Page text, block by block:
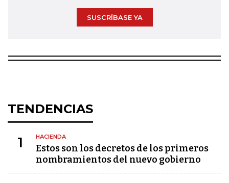
SUSCRÍBASE YA
TENDENCIAS
1 HACIENDA
Estos son los decretos de los primeros
nombramientos del nuevo gobierno